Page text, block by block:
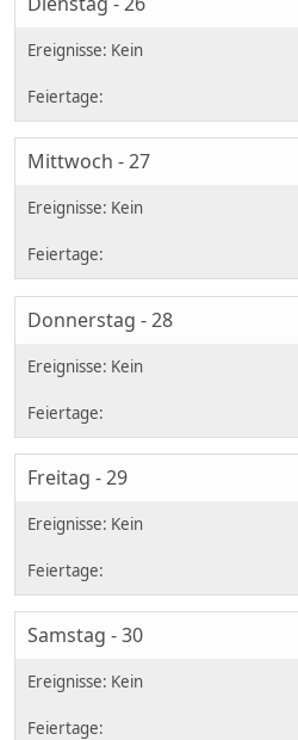
Mittwoch - 27
Donnerstag - 28
Freitag - 29
Samstag - 30